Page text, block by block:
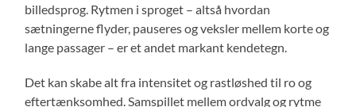
billedsprog. Rytmen i sproget – altså hvordan
sætningerne flyder, pauseres og veksler mellem korte og
lange passager – er et andet markant kendetegn.
Det kan skabe alt fra intensitet og rastløshed til ro og
eftertænksomhed. Samspillet mellem ordvalg og rytme